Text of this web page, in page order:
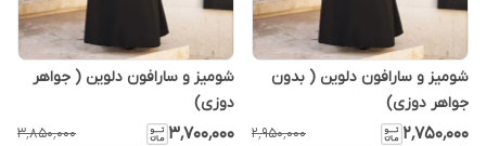
شومیز و سارافون دلوین ( بدون
جواهر دوزی)
۲٬۷۵۰٬۰۰۰ ۲٬۹۵۰٬۰۰۰
شومیز و سارافون دلوین ( جواهر
دوزی)
۳٬۷۰۰٬۰۰۰ ۳٬۸۵۰٬۰۰۰